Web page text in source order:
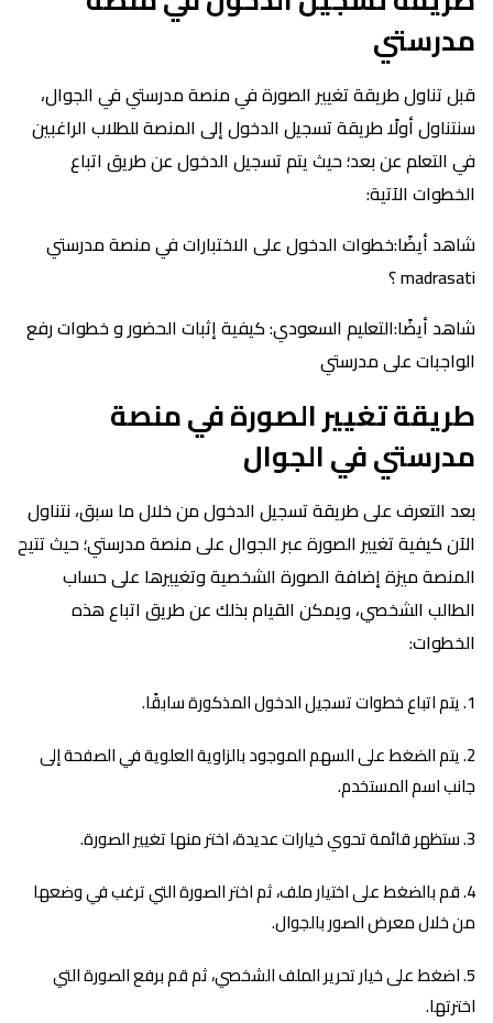
مدرستي
قبل تناول طريقة تغيير الصورة في منصة مدرستي في الجوال،
سنتناول أولًا طريقة تسجيل الدخول إلى المنصة للطلاب الراغبين
في التعلم عن بعد؛ حيث يتم تسجيل الدخول عن طريق اتباع
الخطوات الآتية:
شاهد أيضًا:خطوات الدخول على الاختبارات في منصة مدرستي
madrasati ؟
شاهد أيضًا:التعليم السعودي: كيفية إثبات الحضور و خطوات رفع
الواجبات على مدرستي
طريقة تغيير الصورة في منصة
مدرستي في الجوال
بعد التعرف على طريقة تسجيل الدخول من خلال ما سبق، نتناول
الآن كيفية تغيير الصورة عبر الجوال على منصة مدرستي؛ حيث تتيح
المنصة ميزة إضافة الصورة الشخصية وتغييرها على حساب
الطالب الشخصي، ويمكن القيام بذلك عن طريق اتباع هذه
الخطوات:
يتم اتباع خطوات تسجيل الدخول المذكورة سابقًا.
يتم الضغط على السهم الموجود بالزاوية العلوية في الصفحة إلى
جانب اسم المستخدم.
ستظهر قائمة تحوي خيارات عديدة، اختر منها تغيير الصورة.
قم بالضغط على اختيار ملف، ثم اختر الصورة التي ترغب في وضعها
من خلال معرض الصور بالجوال.
اضغط على خيار تحرير الملف الشخصي، ثم قم برفع الصورة التي
اخترتها.